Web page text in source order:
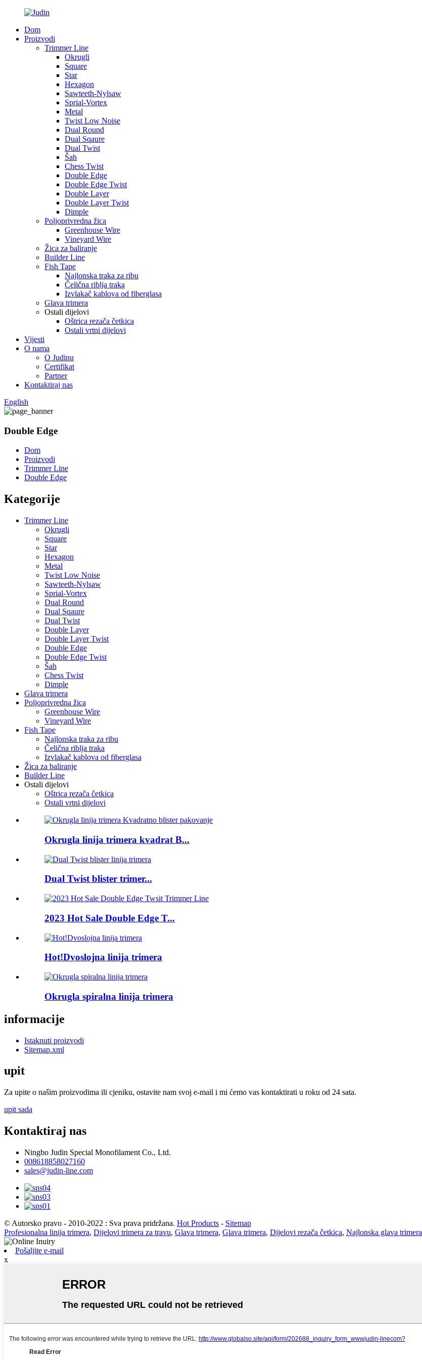
Dom
Proizvodi
Trimmer Line
Okrugli
Square
Star
Hexagon
Sawteeth-Nylsaw
Sprial-Vortex
Metal
Twist Low Noise
Dual Round
Dual Sqaure
Dual Twist
Šah
Chess Twist
Double Edge
Double Edge Twist
Double Layer
Double Layer Twist
Dimple
Poljoprivredna žica
Greenhouse Wire
Vineyard Wire
Žica za baliranje
Builder Line
Fish Tape
Najlonska traka za ribu
Čelična riblja traka
Izvlakač kablova od fiberglasa
Glava trimera
Ostali dijelovi
Oštrica rezača četkica
Ostali vrtni dijelovi
Vijesti
O nama
O Judinu
Certifikat
Partner
Kontaktiraj nas
English
Double Edge
Dom
Proizvodi
Trimmer Line
Double Edge
Kategorije
Trimmer Line
Okrugli
Square
Star
Hexagon
Metal
Twist Low Noise
Sawteeth-Nylsaw
Sprial-Vortex
Dual Round
Dual Sqaure
Dual Twist
Double Layer
Double Layer Twist
Double Edge
Double Edge Twist
Šah
Chess Twist
Dimple
Glava trimera
Poljoprivredna žica
Greenhouse Wire
Vineyard Wire
Fish Tape
Najlonska traka za ribu
Čelična riblja traka
Izvlakač kablova od fiberglasa
Žica za baliranje
Builder Line
Ostali dijelovi
Oštrica rezača četkica
Ostali vrtni dijelovi
Okrugla linija trimera kvadrat B...
Dual Twist blister trimer...
2023 Hot Sale Double Edge T...
Hot!Dvoslojna linija trimera
Okrugla spiralna linija trimera
informacije
Istaknuti proizvodi
Sitemap.xml
upit
Za upite o našim proizvodima ili cjeniku, ostavite nam svoj e-mail i mi ćemo vas kontaktirati u roku od 24 sata.
upit sada
Kontaktiraj nas
Ningbo Judin Special Monofilament Co., Ltd.
008618858027160
sales@judin-line.com
© Autorsko pravo - 2010-2022 : Sva prava pridržana. Hot Products - Sitemap
Profesionalna linija trimera, Dijelovi trimera za travu, Glava trimera, Glava trimera, Dijelovi rezača četkica, Najlonska glava trimera
Pošaljite e-mail
x